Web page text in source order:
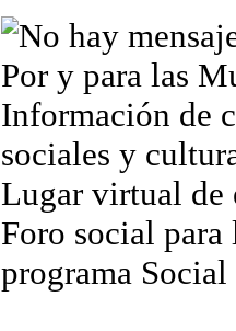
Por y para las
Información de
sociales y
Lugar virtual de
Foro social
programa